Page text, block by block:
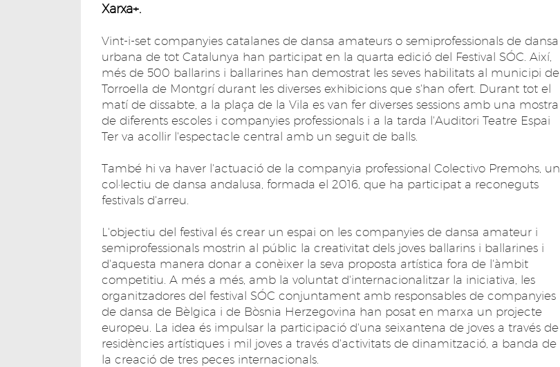
Xarxa+.
Vint-i-set companyies catalanes de dansa amateurs o semiprofessionals de dansa
urbana de tot Catalunya han participat en la quarta edició del Festival SÓC. Així,
més de 500 ballarins i ballarines han demostrat les seves habilitats al municipi de
Torroella de Montgrí durant les diverses exhibicions que s'han ofert. Durant tot el
matí de dissabte, a la plaça de la Vila es van fer diverses sessions amb una mostra
de diferents escoles i companyies professionals i a la tarda l'Auditori Teatre Espai
Ter va acollir l'espectacle central amb un seguit de balls.
També hi va haver l'actuació de la companyia professional Colectivo Premohs, un
col·lectiu de dansa andalusa, formada el 2016, que ha participat a reconeguts
festivals d'arreu.
L'objectiu del festival és crear un espai on les companyies de dansa amateur i
semiprofessionals mostrin al públic la creativitat dels joves ballarins i ballarines i
d'aquesta manera donar a conèixer la seva proposta artística fora de l'àmbit
competitiu. A més a més, amb la voluntat d'internacionalitzar la iniciativa, les
organitzadores del festival SÓC conjuntament amb responsables de companyies
de dansa de Bèlgica i de Bòsnia Herzegovina han posat en marxa un projecte
europeu. La idea és impulsar la participació d'una seixantena de joves a través de
residències artístiques i mil joves a través d'activitats de dinamització, a banda de
la creació de tres peces internacionals.